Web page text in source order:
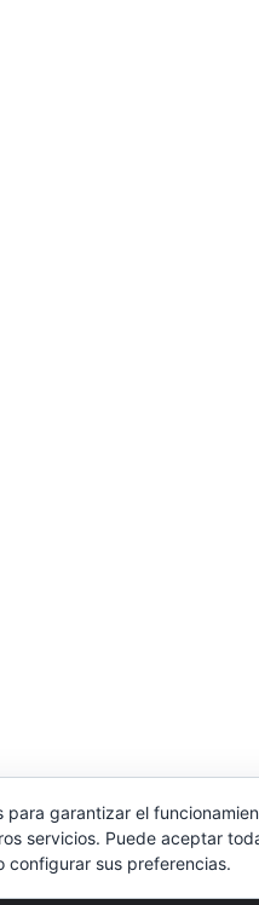
2026
garantizar el
servicios. Puede aceptar
configurar sus preferencias.